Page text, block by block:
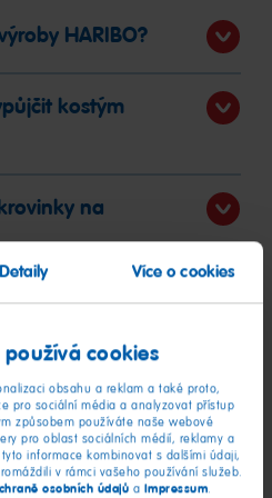
Detaily Více o cookies
cookies
obsahu a reklam a také proto,
pro sociální média a analyzovat přístup
způsobem používáte naše webové
pro oblast sociálních médií, reklamy a
informace kombinovat s dalšími údaji,
v rámci vašeho používání služeb.
osobních údajů a Impressum.
HARIBO?
kostým
na
o
HARIBO?